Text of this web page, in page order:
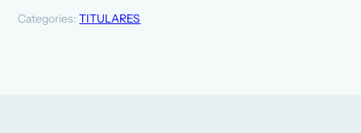
Categories:TITULARES